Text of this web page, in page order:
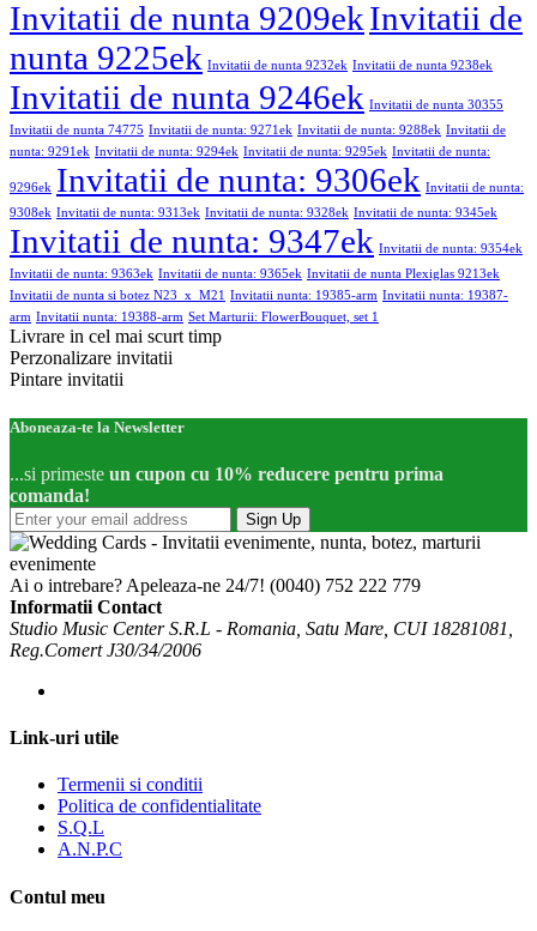
Invitatii de nunta 9209ekInvitatii de
nunta 9225ek Invitatii de nunta 9232ek Invitatii de nunta 9238ek
Invitatii de nunta 9246ek Invitatii de nunta 30355
Invitatii de nunta 74775 Invitatii de nunta: 9271ek Invitatii de nunta: 9288ek Invitatii de
nunta: 9291ek Invitatii de nunta: 9294ek Invitatii de nunta: 9295ek Invitatii de nunta:
9296ek Invitatii de nunta: 9306ek Invitatii de nunta:
9308ek Invitatii de nunta: 9313ek Invitatii de nunta: 9328ek Invitatii de nunta: 9345ek
Invitatii de nunta: 9347ek Invitatii de nunta: 9354ek
Invitatii de nunta: 9363ek Invitatii de nunta: 9365ek Invitatii de nunta Plexiglas 9213ek
Invitatii de nunta si botez N23_x_M21 Invitatii nunta: 19385-arm Invitatii nunta: 19387-
arm Invitatii nunta: 19388-arm Set Marturii: FlowerBouquet, set 1
Livrare in cel mai scurt timp
Perzonalizare invitatii
Pintare invitatii
Aboneaza-te la Newsletter
...si primeste un cupon cu 10% reducere pentru prima
comanda!
Sign Up
Ai o intrebare? Apeleaza-ne 24/7! (0040) 752 222 779
Informatii Contact
Studio Music Center S.R.L - Romania, Satu Mare, CUI 18281081,
Reg.Comert J30/34/2006
Link-uri utile
Termenii si conditii
Politica de confidentialitate
S.Q.L
A.N.P.C
Contul meu